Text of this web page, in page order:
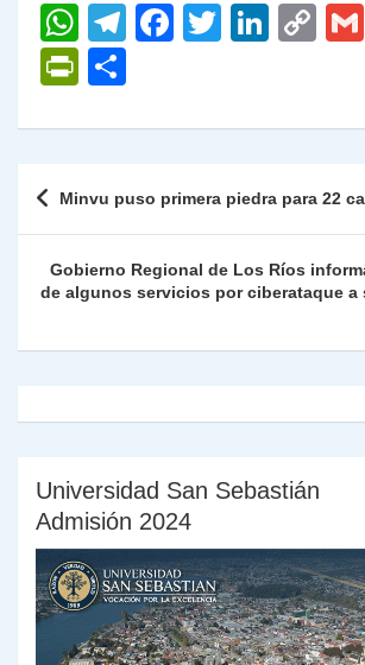
W
h
at
s
p
T
gr
m
F
e
o
k
T
er
Li
e
n
C
y
n
P
nt
ie
n
dl
m
ar
tir
Navegación
entradas
Minvu puso primera piedra para 22
Gobierno Regional de Los Ríos
de algunos servicios por ciberataque a
Universidad San Sebastián
Admisión 2024